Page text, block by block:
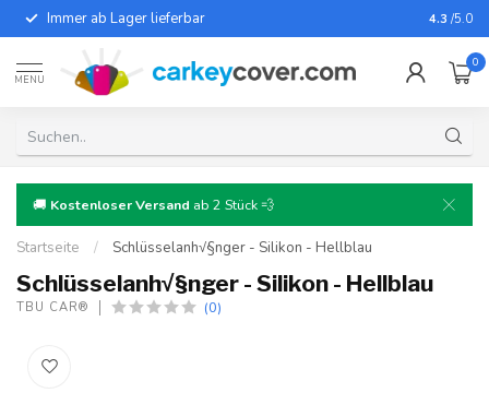
Immer ab Lager lieferbar Für fast
4.3 /5.0
MENU
0
🚚 Kostenloser Versand ab 2 Stück 💨
Startseite / Schlüsselanh√§nger - Silikon - Hellblau
Schlüsselanh√§nger - Silikon - Hellblau
TBU CAR® (0)